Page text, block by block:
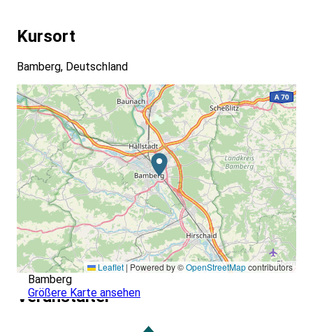
Kursort
Bamberg, Deutschland
Leaflet | Powered by ©OpenStreetMapcontributors
Bamberg
Größere Karte ansehen
Veranstalter